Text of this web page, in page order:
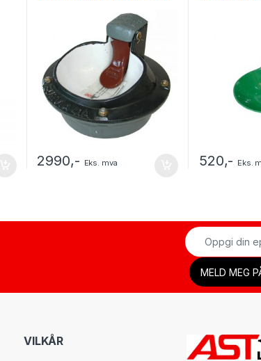
2990,- Eks. mva 520,- Eks.
VILKÅR